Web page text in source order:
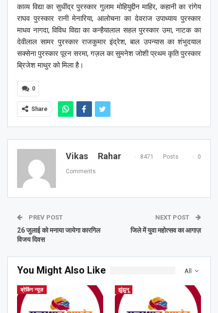
काव्य विद्या का सुधींद्र पुरस्कार गुलाम मोहियुद्दीन माहिर, कहानी का रांगेय
राघव पुरस्कार रानी मेनारिया, आलोचना का देवराज उपाध्याय पुरस्कार
माधव नागदा, विविध विद्या का कन्हैयालाल सहल पुरस्कार उमा, नाटक का
देवीलाल सामर पुरस्कार राजकुमार इंद्रेश, बाल उपन्यास का शंभुदयाल
सक्सेना पुरस्कार पूरन सरमा, गज़ल का सुमनेश जोशी प्रथम कृति पुरस्कार
ब्रिजेश माथुर को मिला है।
0
Share
Vikas Rahar 8471 Posts 0
Comments
PREV POST
26 जुलाई को मनाया जायेगा कारगिल
विजय दिवस
NEXT POST
जिले में युवा महोत्सव का आगाज़
All
You Might Also Like
ब्रेकिंग न्यूज़ झुंझुनू